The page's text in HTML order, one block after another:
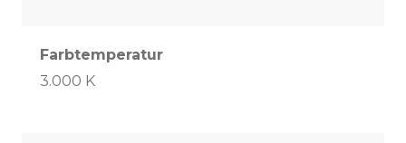
Farbtemperatur
3.000 K